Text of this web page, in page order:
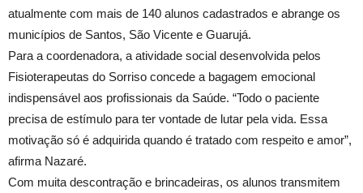
atualmente com mais de 140 alunos cadastrados e abrange os
municípios de Santos, São Vicente e Guarujá.
Para a coordenadora, a atividade social desenvolvida pelos
Fisioterapeutas do Sorriso concede a bagagem emocional
indispensável aos profissionais da Saúde. “Todo o paciente
precisa de estímulo para ter vontade de lutar pela vida. Essa
motivação só é adquirida quando é tratado com respeito e amor”,
afirma Nazaré.
Com muita descontração e brincadeiras, os alunos transmitem